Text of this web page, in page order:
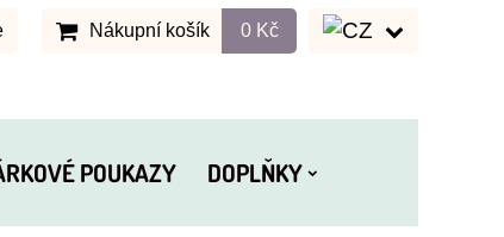
Nákupní košík 0 Kč
POUKAZY DOPLŇKY